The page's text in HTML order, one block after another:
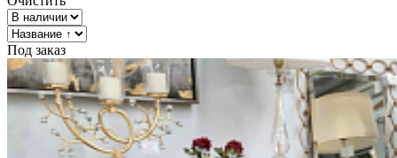
Под заказ